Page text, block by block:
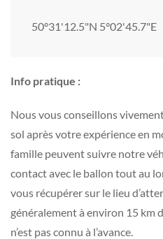
50°31'12.5"N 5°02'45.7"E
Info pratique :
Nous vous conseillons
sol après votre expérience en
famille peuvent suivre notre
contact avec le ballon tout au
vous récupérer sur le lieu
généralement à environ 15 km
n’est pas connu à l’avance.